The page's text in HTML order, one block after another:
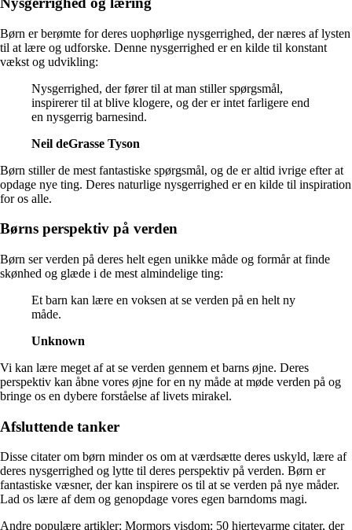
Børn er berømte for deres uophørlige nysgerrighed, der næres af lysten
til at lære og udforske. Denne nysgerrighed er en kilde til konstant
vækst og udvikling:
Nysgerrighed, der fører til at man stiller spørgsmål,
inspirerer til at blive klogere, og der er intet farligere end
en nysgerrig barnesind.
Neil deGrasse Tyson
Børn stiller de mest fantastiske spørgsmål, og de er altid ivrige efter at
opdage nye ting. Deres naturlige nysgerrighed er en kilde til inspiration
for os alle.
Børns perspektiv på verden
Børn ser verden på deres helt egen unikke måde og formår at finde
skønhed og glæde i de mest almindelige ting:
Et barn kan lære en voksen at se verden på en helt ny
måde.
Unknown
Vi kan lære meget af at se verden gennem et barns øjne. Deres
perspektiv kan åbne vores øjne for en ny måde at møde verden på og
bringe os en dybere forståelse af livets mirakel.
Afsluttende tanker
Disse citater om børn minder os om at værdsætte deres uskyld, lære af
deres nysgerrighed og lytte til deres perspektiv på verden. Børn er
fantastiske væsner, der kan inspirere os til at se verden på nye måder.
Lad os lære af dem og genopdage vores egen barndoms magi.
Andre populære artikler: Mormors visdom: 50 hjertevarme citater, der